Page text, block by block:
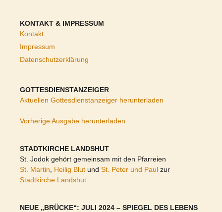
KONTAKT & IMPRESSUM
Kontakt
Impressum
Datenschutzerklärung
GOTTESDIENSTANZEIGER
Aktuellen Gottesdienstanzeiger herunterladen
Vorherige Ausgabe herunterladen
STADTKIRCHE LANDSHUT
St. Jodok gehört gemeinsam mit den Pfarreien
St. Martin
Heilig Blut und St. Peter und Paul zur
Stadtkirche Landshut
NEUE „BRÜCKE“: JULI 2024 – SPIEGEL DES LEBENS